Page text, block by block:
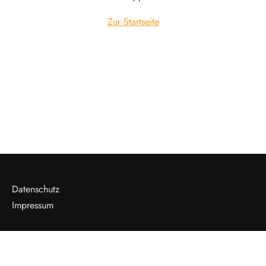
Zur Startseite
Datenschutz
Impressum